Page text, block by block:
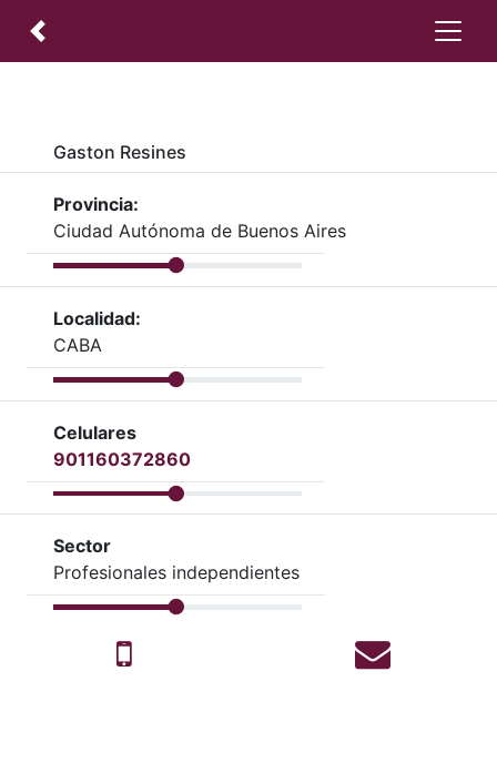
Gaston Resines
Provincia:
Ciudad Autónoma de Buenos Aires
Localidad:
CABA
Celulares
901160372860
Sector
Profesionales independientes